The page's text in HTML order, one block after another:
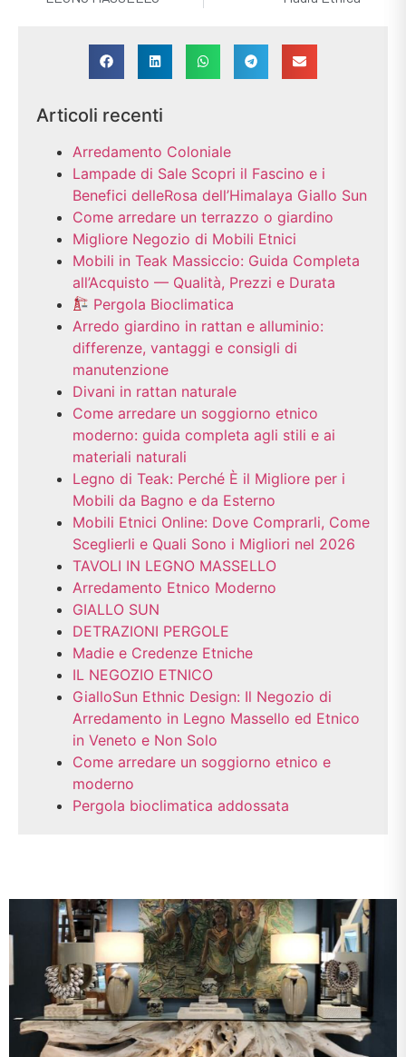
Articoli recenti
Arredamento Coloniale
Lampade di Sale Scopri il Fascino e i
Benefici delleRosa dell’Himalaya Giallo Sun
Come arredare un terrazzo o giardino
Migliore Negozio di Mobili Etnici
Mobili in Teak Massiccio: Guida Completa
all’Acquisto — Qualità, Prezzi e Durata
Pergola Bioclimatica
Arredo giardino in rattan e alluminio:
differenze, vantaggi e consigli di
manutenzione
Divani in rattan naturale
Come arredare un soggiorno etnico
moderno: guida completa agli stili e ai
materiali naturali
Legno di Teak: Perché È il Migliore per i
Mobili da Bagno e da Esterno
Mobili Etnici Online: Dove Comprarli, Come
Sceglierli e Quali Sono i Migliori nel 2026
TAVOLI IN LEGNO MASSELLO
Arredamento Etnico Moderno
GIALLO SUN
DETRAZIONI PERGOLE
Madie e Credenze Etniche
IL NEGOZIO ETNICO
GialloSun Ethnic Design: Il Negozio di
Arredamento in Legno Massello ed Etnico
in Veneto e Non Solo
Come arredare un soggiorno etnico e
moderno
Pergola bioclimatica addossata